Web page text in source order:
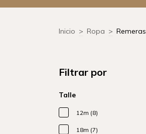
Inicio > Ropa > Remeras
Filtrar por
Talle
12m (8)
18m (7)